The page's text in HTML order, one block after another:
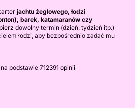
jachtu żeglowego, łodzi
barek, katamaranów czy
dowolny termin (dzień, tydzień itp.)
łodzi, aby bezpośrednio zadać mu
podstawie 712391 opinii